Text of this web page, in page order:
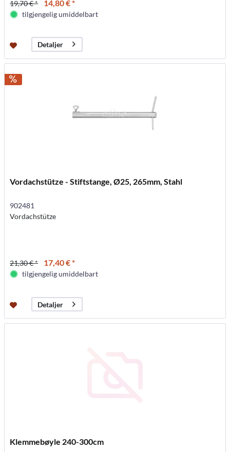
19,70 € * 14,80 € *
tilgjengelig umiddelbart
Detaljer
Vordachstütze - Stiftstange, Ø25, 265mm, Stahl
902481
Vordachstütze
21,30 € * 17,40 € *
tilgjengelig umiddelbart
Detaljer
Klemmebøyle 240-300cm